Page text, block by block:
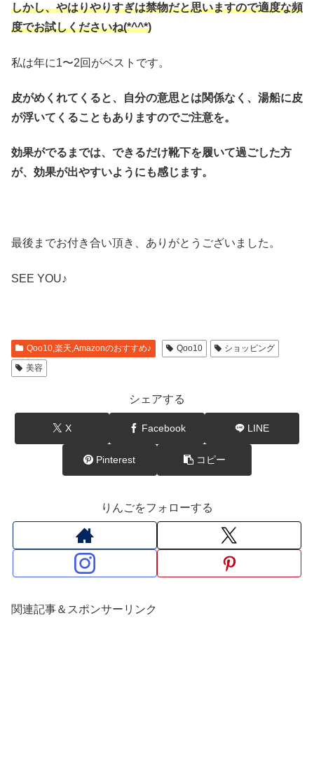
しかし、やはりやりすぎは禁物だと思いますので適度な頻
度でお試しくださいね(*^^*)
私は年に1〜2回がベストです。
皮がめくれてくると、自分の意思とは関係なく、湯船に皮
が浮いてくることもありますのでご注意を。
効果がでるまでは、できるだけ靴下を履いて過ごした方
が、効果が出やすいようにも感じます。
最後までお付き合い頂き、ありがとうございました。
SEE YOU♪
Qoo10,楽天,Amazonのおすすめ♪ Qoo10
ショッピング
美容
シェアする
X Facebook LINE
Pinterest コピー
りんごをフォローする
関連記事＆スポンサーリンク